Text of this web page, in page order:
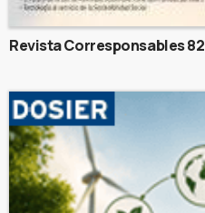
Revista Corresponsables 82